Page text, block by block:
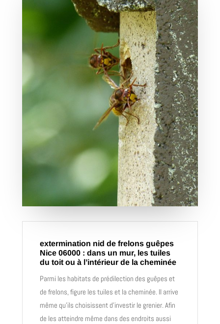
extermination nid de frelons guêpes
Nice 06000 : dans un mur, les tuiles
du toit ou à l’intérieur de la cheminée
Parmi les habitats de prédilection des guêpes et
de frelons, figure les tuiles et la cheminée. Il arrive
même qu’ils choisissent d’investir le grenier. Afin
de les atteindre même dans des endroits aussi